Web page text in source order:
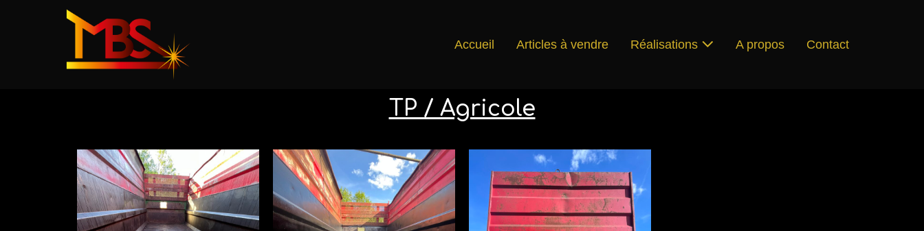
Accueil Articles à vendre Réalisations A propos Contact
TP / Agricole